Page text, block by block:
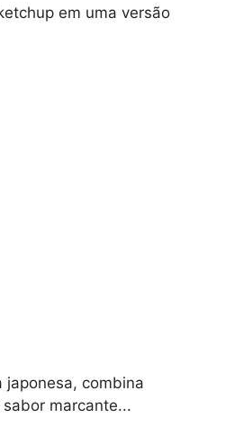
em uma versão
japonesa, combina
marcante...